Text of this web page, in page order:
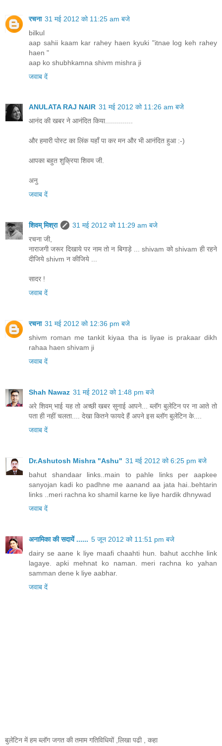
रचना 31 मई 2012 को 11:25 am बजे
bilkul
aap sahii kaam kar rahey haen kyuki "itnae log keh rahey
haen "
aap ko shubhkamna shivm mishra ji
जवाब दें
ANULATA RAJ NAIR 31 मई 2012 को 11:26 am बजे
आनंद की खबर ने आनंदित किया..............
और हमारी पोस्ट का लिंक यहाँ पा कर मन और भी आनंदित हुआ :-)
आपका बहुत शुक्रिया शिवम जी.
अनु
जवाब दें
शिवम् मिश्रा
31 मई 2012 को 11:29 am बजे
रचना जी,
नाराजगी जरूर दिखाये पर नाम तो न बिगाड़े ... shivam को shivam ही रहने
दीजिये shivm न कीजिये ...
सादर !
जवाब दें
रचना 31 मई 2012 को 12:36 pm बजे
shivm roman me tankit kiyaa tha is liyae is prakaar dikh
rahaa haen shivam ji
जवाब दें
Shah Nawaz 31 मई 2012 को 1:48 pm बजे
अरे शिवम् भाई यह तो अच्छी खबर सुनाई आपने... ब्लॉग बुलेटिन पर ना आते तो
पता ही नहीं चलता.... देखा कितने फायदे हैं अपने इस ब्लॉग बुलेटिन के....
जवाब दें
Dr.Ashutosh Mishra "Ashu" 31 मई 2012 को 6:25 pm बजे
bahut shandaar links..main to pahle links per aapkee
sanyojan kadi ko padhne me aanand aa jata hai..behtarin
links ..meri rachna ko shamil karne ke liye hardik dhnywad
जवाब दें
अनामिका की सदायें ...... 5 जून 2012 को 11:51 pm बजे
dairy se aane k liye maafi chaahti hun. bahut acchhe link
lagaye. apki mehnat ko naman. meri rachna ko yahan
samman dene k liye aabhar.
जवाब दें
बुलेटिन में हम ब्लॉग जगत की तमाम गतिविधियों ,लिखा पढी , कहा